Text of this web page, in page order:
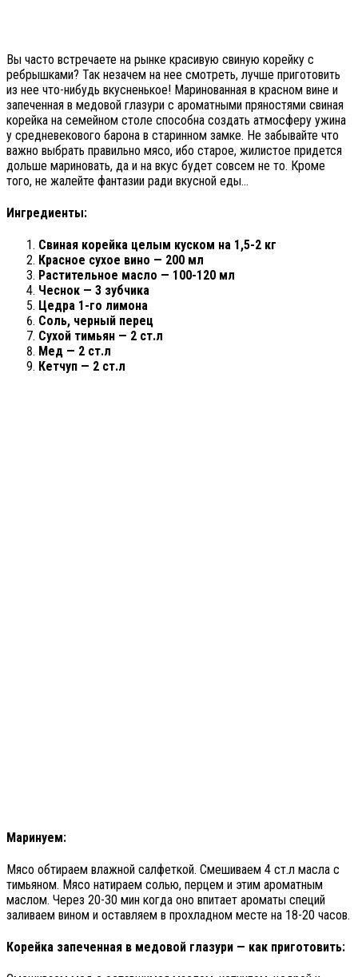
Вы часто встречаете на рынке красивую свиную корейку с
ребрышками? Так незачем на нее смотреть, лучше приготовить
из нее что-нибудь вкусненькое! Маринованная в красном вине и
запеченная в медовой глазури с ароматными пряностями свиная
корейка на семейном столе способна создать атмосферу ужина
у средневекового барона в старинном замке. Не забывайте что
важно выбрать правильно мясо, ибо старое, жилистое придется
дольше мариновать, да и на вкус будет совсем не то. Кроме
того, не жалейте фантазии ради вкусной еды…
Ингредиенты:
Свиная корейка целым куском на 1,5-2 кг
Красное сухое вино — 200 мл
Растительное масло — 100-120 мл
Чеснок — 3 зубчика
Цедра 1-го лимона
Соль, черный перец
Сухой тимьян — 2 ст.л
Мед — 2 ст.л
Кетчуп — 2 ст.л
Маринуем:
Мясо обтираем влажной салфеткой. Смешиваем 4 ст.л масла с
тимьяном. Мясо натираем солью, перцем и этим ароматным
маслом. Через 20-30 мин когда оно впитает ароматы специй
заливаем вином и оставляем в прохладном месте на 18-20 часов.
Корейка запеченная в медовой глазури — как приготовить: